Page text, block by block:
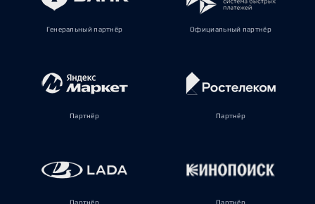
Генеральный партнёр Официальный партнёр
Партнёр Партнёр
Партнёр Партнёр